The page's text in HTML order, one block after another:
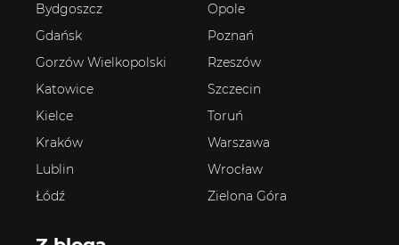
Bydgoszcz
Gdańsk
Gorzów Wielkopolski
Katowice
Kielce
Kraków
Lublin
Łódź
Opole
Poznań
Rzeszów
Szczecin
Toruń
Warszawa
Wrocław
Zielona Góra